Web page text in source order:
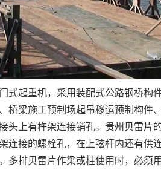
起重机，采用装配式公路钢桥构
梁施工预制场起吊移运预制构件
上有杵架连接销孔。贵州贝雷片
接的螺栓孔，在上弦杆内还有供
排贝雷片作梁或柱使用时，必须